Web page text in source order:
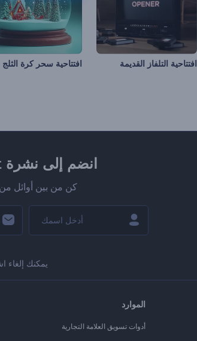
افتتاحية التلفاز القديمة افتتاحية سحر كرة الثلج
انضم إلى نشرة Renderforest الإخبارية
كن من بين أوائل
يمكنك
الموارد
أدوات تسويق العلامة التجارية